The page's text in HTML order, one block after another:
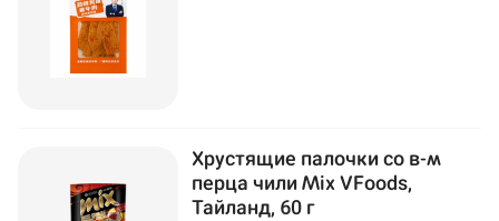
Хрустящие палочки со в-м
перца чили Mix VFoods,
Тайланд, 60 г